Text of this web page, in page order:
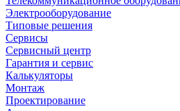
Электрооборудование
Типовые решения
Сервисы
Сервисный центр
Гарантия и сервис
Калькуляторы
Монтаж
Проектирование